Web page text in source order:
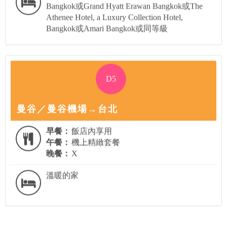
Bangkok或Grand Hyatt Erawan Bangkok或The
Athenee Hotel, a Luxury Collection Hotel,
Bangkok或Amari Bangkok或同等級
D5
曼谷／曼谷機場→台北
早餐： 飯店內享用
午餐： 機上精緻套餐
晚餐： X
溫暖的家